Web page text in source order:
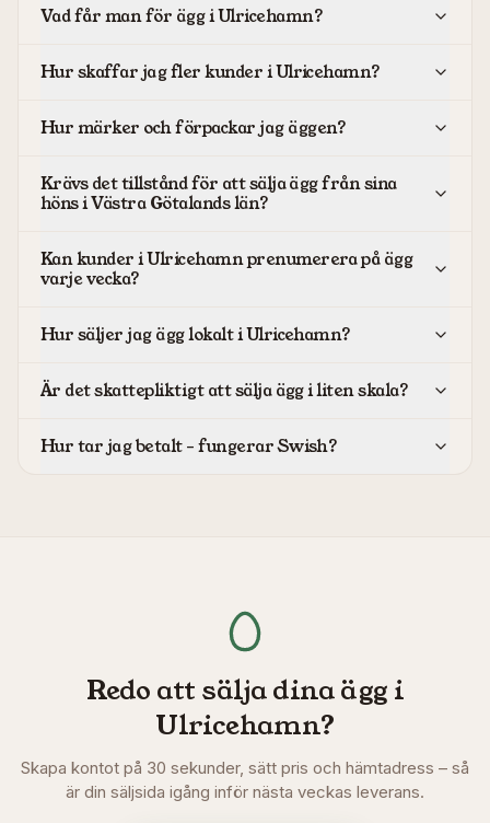
Vad får man för ägg i Ulricehamn?
Hur skaffar jag fler kunder i Ulricehamn?
Hur märker och förpackar jag äggen?
Krävs det tillstånd för att sälja ägg från sina
höns i Västra Götalands län?
Kan kunder i Ulricehamn prenumerera på ägg
varje vecka?
Hur säljer jag ägg lokalt i Ulricehamn?
Är det skattepliktigt att sälja ägg i liten skala?
Hur tar jag betalt – fungerar Swish?
Redo att sälja dina ägg i
Ulricehamn?
Skapa kontot på 30 sekunder, sätt pris och hämtadress – så
är din säljsida igång inför nästa veckas leverans.